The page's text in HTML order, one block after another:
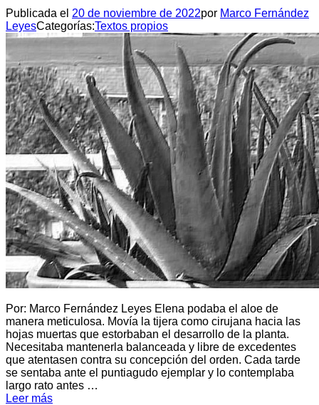
Publicada el 20 de noviembre de 2022por Marco Fernández
LeyesCategorías:Textos propios
Por: Marco Fernández Leyes Elena podaba el aloe de
manera meticulosa. Movía la tijera como cirujana hacia las
hojas muertas que estorbaban el desarrollo de la planta.
Necesitaba mantenerla balanceada y libre de excedentes
que atentasen contra su concepción del orden. Cada tarde
se sentaba ante el puntiagudo ejemplar y lo contemplaba
largo rato antes …
Leer más